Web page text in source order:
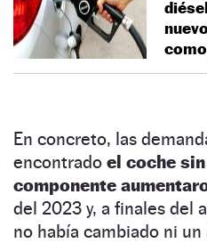
En concreto, las
encontrado el coche
componente
del 2023 y, a finales del
no había cambiado ni un